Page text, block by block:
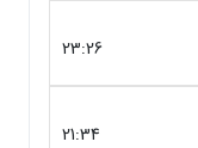
23:26
21:34